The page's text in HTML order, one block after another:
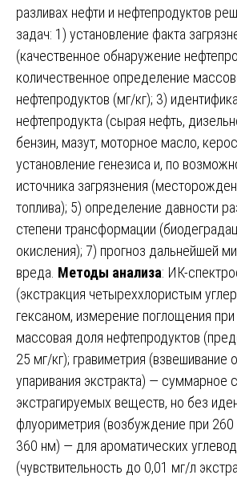
разливах нефти и нефтепродуктов
задач: 1) установление факта
(качественное обнаружение
количественное определение
нефтепродуктов (мг/кг); 3)
нефтепродукта (сырая нефть,
бензин, мазут, моторное масло,
установление генезиса и, по
источника загрязнения
топлива); 5) определение давности
степени трансформации
окисления); 7) прогноз дальнейшей
вреда. Методы анализа: ИК-
(экстракция четыреххлористым
гексаном, измерение поглощения
массовая доля нефтепродуктов
25 мг/кг); гравиметрия (взвешивание
упаривания экстракта) — суммарное
экстрагируемых веществ, но без
флуориметрия (возбуждение при
360 нм) — для ароматических
(чувствительность до 0,01 мг/л